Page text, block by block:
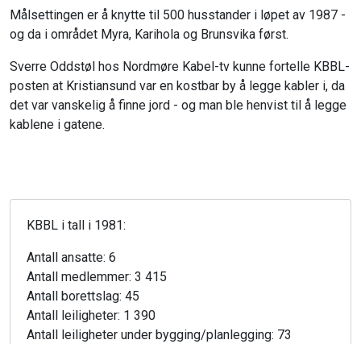
Målsettingen er å knytte til 500 husstander i løpet av 1987 -
og da i området Myra, Karihola og Brunsvika først.
Sverre Oddstøl hos Nordmøre Kabel-tv kunne fortelle KBBL-
posten at Kristiansund var en kostbar by å legge kabler i, da
det var vanskelig å finne jord - og man ble henvist til å legge
kablene i gatene.
KBBL i tall i 1981:
Antall ansatte: 6
Antall medlemmer: 3 415
Antall borettslag: 45
Antall leiligheter: 1 390
Antall leiligheter under bygging/planlegging: 73